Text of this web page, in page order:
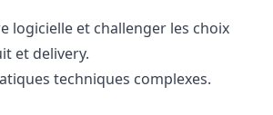
logicielle et challenger les choix
et delivery.
techniques complexes.